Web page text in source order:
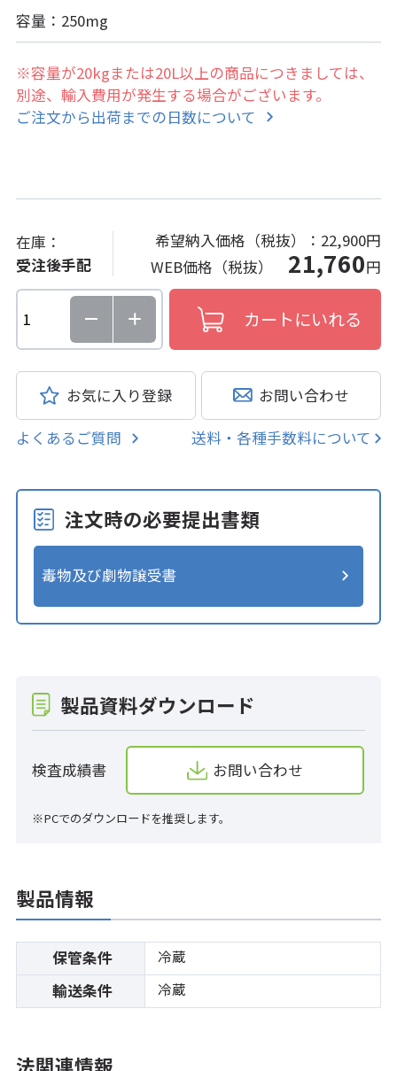
容量：250mg
※容量が20kgまたは20L以上の商品につきましては、
別途、輸入費用が発生する場合がございます。
ご注文から出荷までの日数について
在庫：
受注後手配
希望納入価格（税抜）： 22,900円
WEB価格（税抜） 21,760円
お気に入り登録 お問い合わせ
よくあるご質問 送料・各種手数料について
注文時の必要提出書類
毒物及び劇物譲受書
製品資料ダウンロード
検査成績書 お問い合わせ
※PCでのダウンロードを推奨します。
製品情報
保管条件 冷蔵
輸送条件 冷蔵